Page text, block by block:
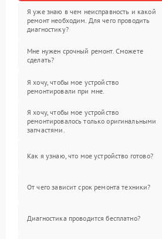
Я уже знаю в чем неисправность и какой
ремонт необходим. Для чего проводить
диагностику?
Мне нужен срочный ремонт. Сможете
сделать?
Я хочу, чтобы мое устройство
ремонтировали при мне.
Я хочу, чтобы мое устройство
ремонтировалось только оригинальными
запчастями.
Как я узнаю, что мое устройство готово?
От чего зависит срок ремонта техники?
Диагностика проводится бесплатно?